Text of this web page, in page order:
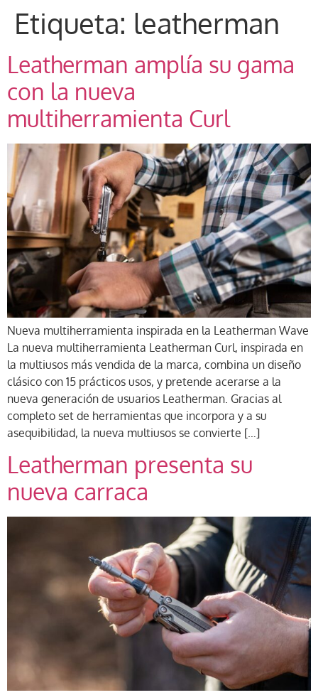
Etiqueta: leatherman
Leatherman amplía su gama
con la nueva
multiherramienta Curl
Nueva multiherramienta inspirada en la Leatherman Wave
La nueva multiherramienta Leatherman Curl, inspirada en
la multiusos más vendida de la marca, combina un diseño
clásico con 15 prácticos usos, y pretende acerarse a la
nueva generación de usuarios Leatherman. Gracias al
completo set de herramientas que incorpora y a su
asequibilidad, la nueva multiusos se convierte […]
Leatherman presenta su
nueva carraca